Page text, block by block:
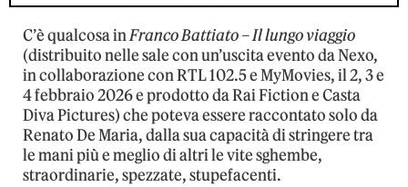
C’è qualcosa inFranco Battiato – Il lungo viaggio
(distribuito nelle sale con un’uscita evento da Nexo,
in collaborazione con RTL 102.5 e MyMovies, il 2, 3 e
4 febbraio 2026 e prodotto da Rai Fiction e Casta
Diva Pictures) che poteva essere raccontato solo da
Renato De Maria, dalla sua capacità di stringere tra
le mani più e meglio di altri le vite sghembe,
straordinarie, spezzate, stupefacenti.